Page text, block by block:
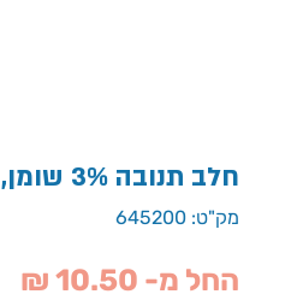
חלב תנובה 3% שומן, 1.5 ליטר
מק"ט: 645200
החל מ- 10.50 ₪